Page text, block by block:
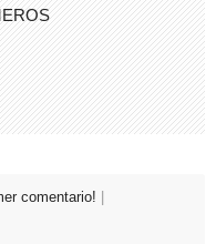
comentario!